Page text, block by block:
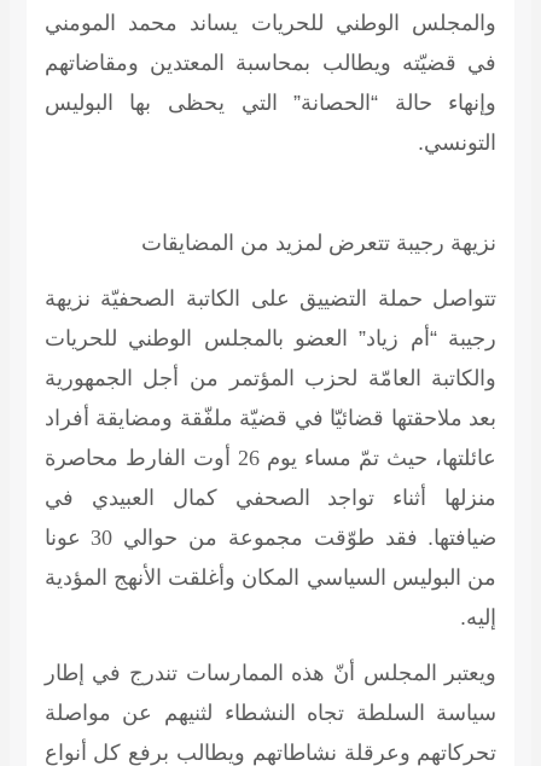
والمجلس الوطني للحريات يساند محمد المومني
في قضيّته ويطالب بمحاسبة المعتدين ومقاضاتهم
وإنهاء حالة “الحصانة” التي يحظى بها البوليس
التونسي.
نزيهة رجيبة تتعرض لمزيد من المضايقات
تتواصل حملة التضييق على الكاتبة الصحفيّة نزيهة
رجيبة “أم زياد” العضو بالمجلس الوطني للحريات
والكاتبة العامّة لحزب المؤتمر من أجل الجمهورية
بعد ملاحقتها قضائيّا في قضيّة ملفّقة ومضايقة أفراد
عائلتها، حيث تمّ مساء يوم26 أوت الفارط محاصرة
منزلها أثناء تواجد الصحفي كمال العبيدي في
ضيافتها. فقد طوّقت مجموعة من حوالي 30 عونا
من البوليس السياسي المكان وأغلقت الأنهج المؤدية
إليه.
ويعتبر المجلس أنّ هذه الممارسات تندرج في إطار
سياسة السلطة تجاه النشطاء لثنيهم عن مواصلة
تحركاتهم وعرقلة نشاطاتهم ويطالب برفع كل أنواع